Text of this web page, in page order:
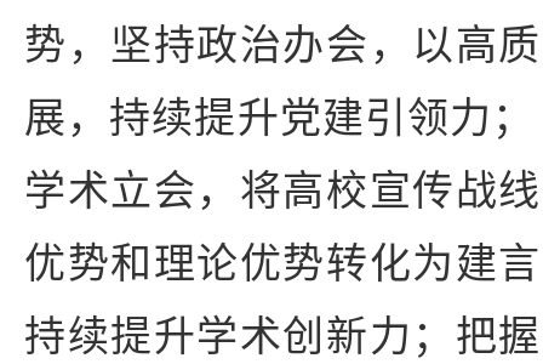
势，坚持政治办会，以高
展，持续提升党建引领力
学术立会，将高校宣传战
优势和理论优势转化为建
持续提升学术创新力；把